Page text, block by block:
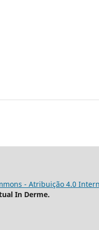
- Atribuição 4.0
In Derme.